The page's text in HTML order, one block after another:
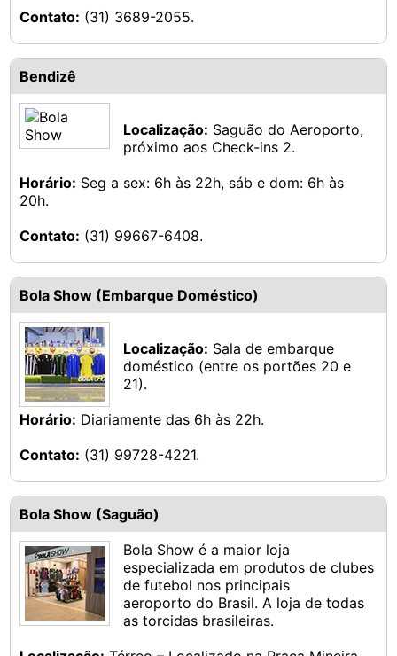
Contato: (31) 3689-2055.
Bendizê
Localização: Saguão do Aeroporto,
próximo aos Check-ins 2.
Horário: Seg a sex: 6h às 22h, sáb e dom: 6h às
20h.
Contato: (31) 99667-6408.
Bola Show (Embarque Doméstico)
Localização: Sala de embarque
doméstico (entre os portões 20 e
21).
Horário: Diariamente das 6h às 22h.
Contato: (31) 99728-4221.
Bola Show (Saguão)
Bola Show é a maior loja
especializada em produtos de clubes
de futebol nos principais
aeroporto do Brasil. A loja de todas
as torcidas brasileiras.